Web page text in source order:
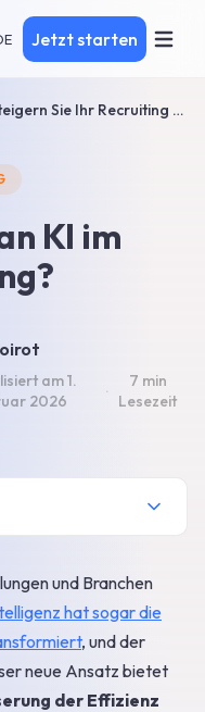
Jetzt starten
Steigern Sie Ihr Recruiting mit Künstlicher Intelligenz
KI im
am1.
2026
·
7 min
Lesezeit
und Branchen
hat sogar die
, und der
neue Ansatz bietet
der Effizienz